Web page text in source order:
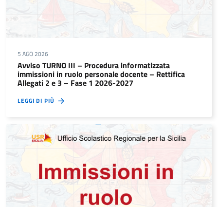
5 AGO 2026
Avviso TURNO III – Procedura informatizzata
immissioni in ruolo personale docente – Rettifica
Allegati 2 e 3 – Fase 1 2026-2027
LEGGI DI PIÙ